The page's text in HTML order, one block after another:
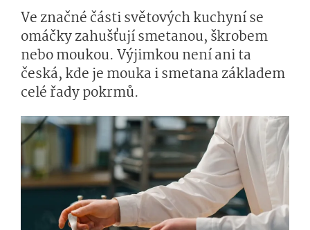
Ve značné části světových kuchyní se
omáčky zahušťují smetanou, škrobem
nebo moukou. Výjimkou není ani ta
česká, kde je mouka i smetana základem
celé řady pokrmů.